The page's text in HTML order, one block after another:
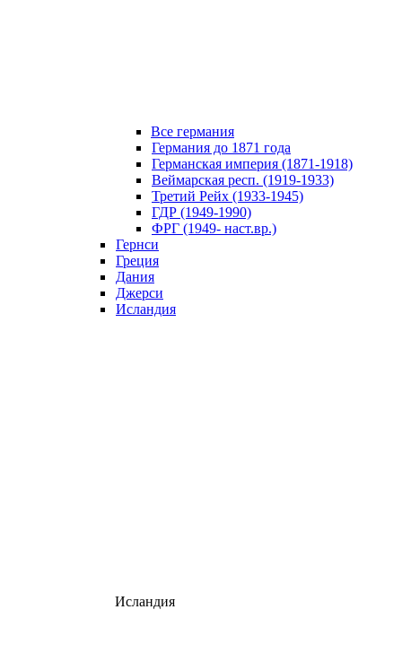
Все германия
Германия до 1871 года
Германская империя (1871-1918)
Веймарская респ. (1919-1933)
Третий Рейх (1933-1945)
ГДР (1949-1990)
ФРГ (1949- наст.вр.)
Гернси
Греция
Дания
Джерси
Исландия
Исландия